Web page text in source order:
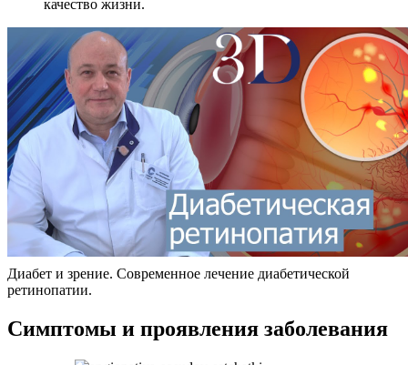
качество жизни.
Диабет и зрение. Современное лечение диабетической
ретинопатии.
Симптомы и проявления заболевания